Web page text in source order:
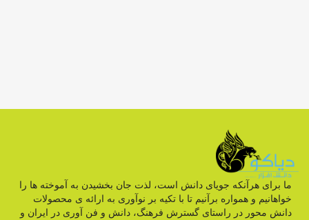
ما برای هرآنکه جویای دانش است، لذت جان بخشیدن به آموخته ها را
خواهانیم و همواره برآنیم تا با تکیه بر نوآوری به ارائه ی محصولات
دانش محور در راستای گسترش فرهنگ، دانش و فن آوری در ایران و